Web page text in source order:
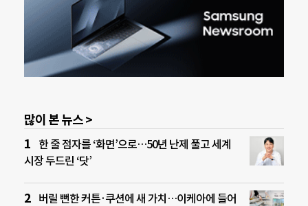
많이 본 뉴스 >
한 줄 점자를 ‘화면’으로…50년 난제 풀고 세계
시장 두드린 ‘닷’
버릴 뻔한 커튼·쿠션에 새 가치…이케아에 들어